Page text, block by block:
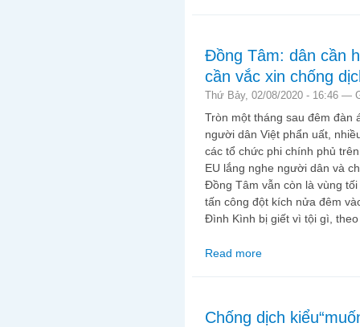
Đồng Tâm: dân cần
cần vắc xin chống
Thứ Bảy, 02/08/2020 - 16:46 —
Tròn một tháng sau đêm đàn
người dân Việt phẩn uất,
các tổ chức phi chính phủ
EU lắng nghe người dân và
Đồng Tâm vẫn còn là vùng
tấn công đột kích nửa đêm
Đình Kình bị giết vì tội gì,
Read more
Chống dịch